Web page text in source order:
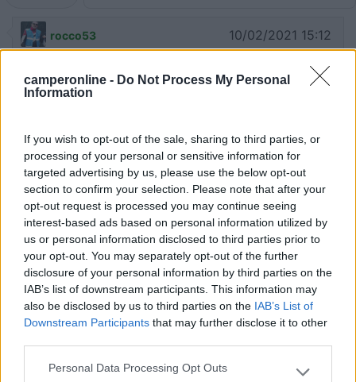
camperonline - Do Not Process My Personal
Information
If you wish to opt-out of the sale, sharing to third parties, or
processing of your personal or sensitive information for
targeted advertising by us, please use the below opt-out
section to confirm your selection. Please note that after your
opt-out request is processed you may continue seeing
interest-based ads based on personal information utilized by
us or personal information disclosed to third parties prior to
your opt-out. You may separately opt-out of the further
disclosure of your personal information by third parties on the
IAB’s list of downstream participants. This information may
also be disclosed by us to third parties on the IAB’s List of
Downstream Participants that may further disclose it to other
Please note that this website/app uses one or more Google
Personal Data Processing Opt Outs
rocco53 10/02/2021 15:12
Se solo il Comune di decidesse ad aprire l'area di
sosta in via Cardinale Portanova...E' una vergogna,
aperta per i soliti ritardi e rimpalli burocratici.
Abbiamo anche scritto una mail al comune di
Reggio ma, come al solito, i cittadini vengono
ignorati. Un vero schifo! Protestate tutti, scrivete
al Sindaco di Reggio, sperando nel miracolo!
Accessibilità
100194 18/10/2020 18:49
Sempre strapieno, soprattutto in agosto, da
quest'anno a pagamento. Non adatto al